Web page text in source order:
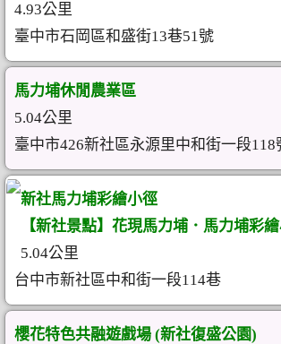
4.93公里
臺中市石岡區和盛街13巷51號
馬力埔休閒農業區
5.04公里
臺中市426新社區永源里中和街一段118
新社馬力埔彩繪小徑
【新社景點】花現馬力埔．馬力埔彩繪
5.04公里
台中市新社區中和街一段114巷
櫻花特色共融遊戲場 (新社復盛公園)